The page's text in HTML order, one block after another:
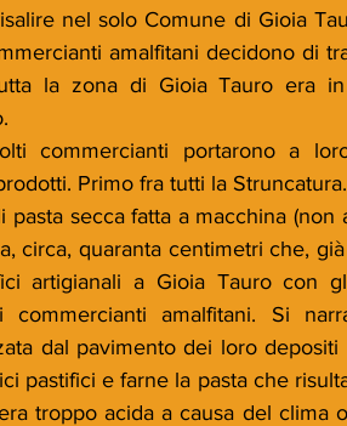
nel solo Comune di Gioia
amalfitani decidono di
la zona di Gioia Tauro era
commercianti portarono a
Primo fra tutti la Struncatura.
pasta secca fatta a macchina (non
circa, quaranta centimetri che,
artigianali a Gioia Tauro con
commercianti amalfitani. Si
dal pavimento dei loro
pastifici e farne la pasta che
troppo acida a causa del clima